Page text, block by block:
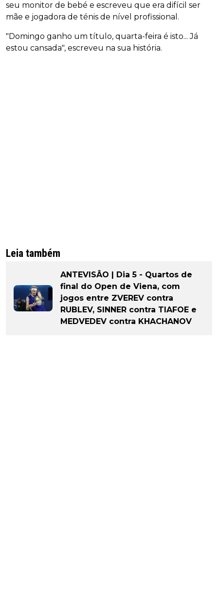
seu monitor de bebé e escreveu que era difícil ser
mãe e jogadora de ténis de nível profissional.
"Domingo ganho um título, quarta-feira é isto... Já
estou cansada", escreveu na sua história.
Leia também
ANTEVISÂO | Dia 5 - Quartos de
final do Open de Viena, com
jogos entre ZVEREV contra
RUBLEV, SINNER contra TIAFOE e
MEDVEDEV contra KHACHANOV